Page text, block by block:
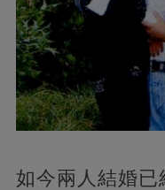
如今兩人結婚已